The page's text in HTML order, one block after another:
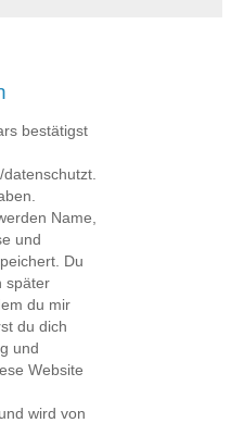
bestätigst
Name,
und
Du
später
du mir
du dich
und
Website
wird von